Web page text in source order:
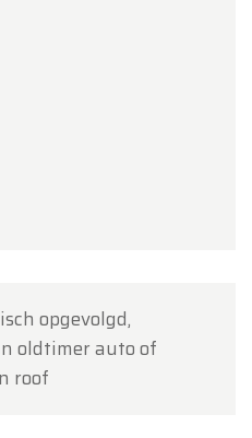
opgevolgd,
oldtimer auto of
roof